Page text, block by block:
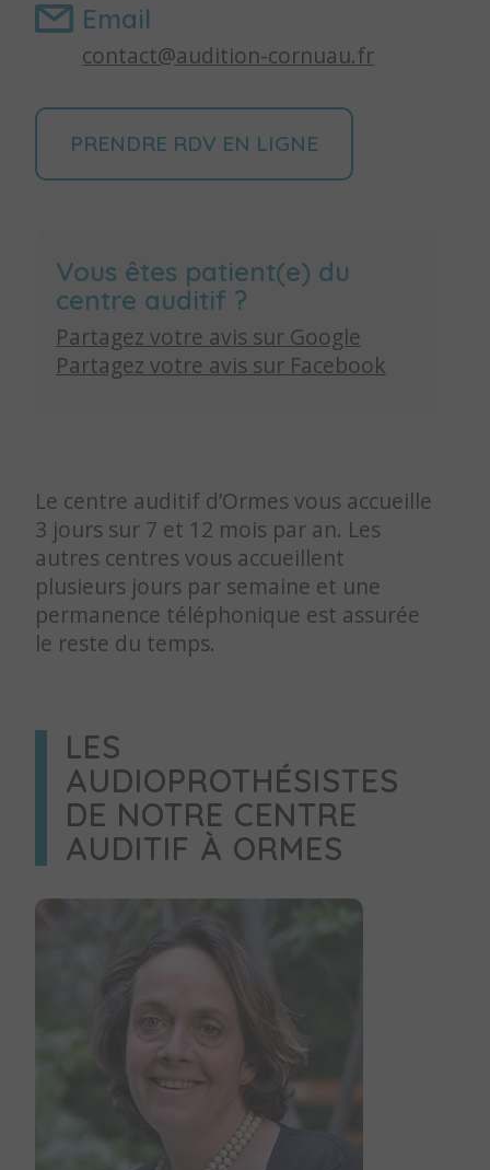
Email
contact@audition-cornuau.fr
PRENDRE RDV EN LIGNE
Vous êtes patient(e) du
centre auditif ?
Partagez votre avis sur Google
Partagez votre avis sur Facebook
Le centre auditif d’Ormes vous accueille
3 jours sur 7 et 12 mois par an. Les
autres centres vous accueillent
plusieurs jours par semaine et une
permanence téléphonique est assurée
le reste du temps.
LES
AUDIOPROTHÉSISTES
DE NOTRE CENTRE
AUDITIF À ORMES